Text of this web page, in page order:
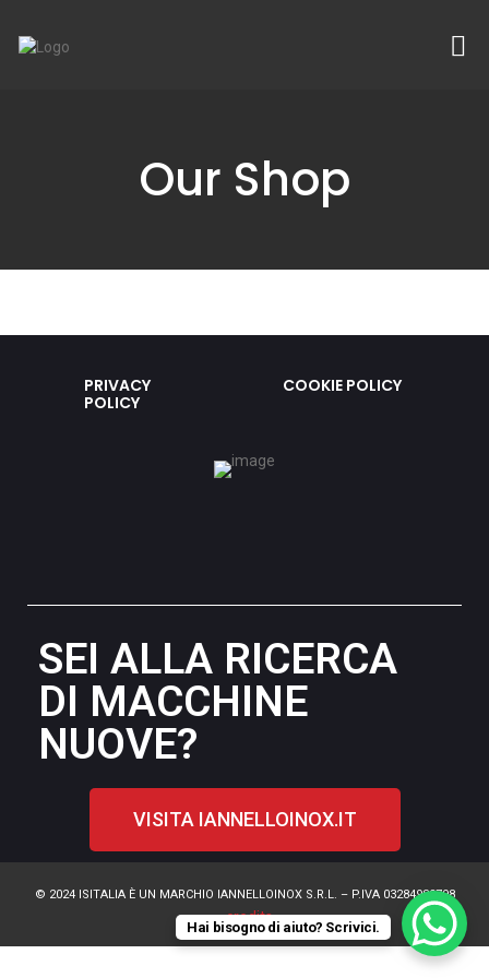
Our Shop
PRIVACY
POLICY
COOKIE POLICY
VISITA IANNELLOINOX.IT
SEI ALLA RICERCA
DI MACCHINE
NUOVE?
© 2024 ISITALIA È UN MARCHIO IANNELLOINOX S.R.L. – P.IVA 03284980798
credits
Hai bisogno di aiuto? Scrivici.